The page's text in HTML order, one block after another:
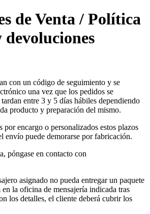
de Venta / Política
devoluciones
con un código de seguimiento y se
una vez que los pedidos se
entre 3 y 5 días hábiles dependiendo
producto y preparación del mismo.
por encargo o personalizados estos plazos
envío puede demorarse por fabricación.
póngase en contacto con
asignado no pueda entregar un paquete
la oficina de mensajería indicada tras
los detalles, el cliente deberá cubrir los